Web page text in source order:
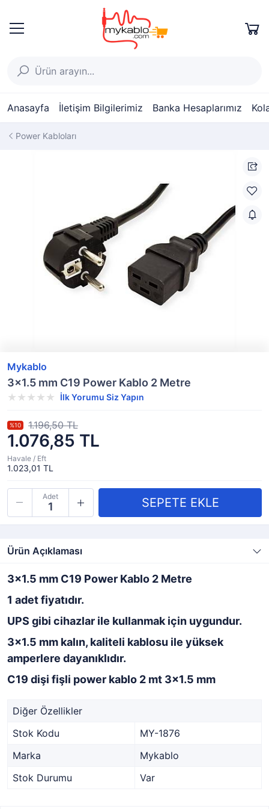
Anasayfa İletişim Bilgilerimiz Banka Hesaplarımız
Power Kabloları
Mykablo
3x1.5 mm C19 Power Kablo 2 Metre
İlk Yorumu Siz Yapın
1.076,85 TL
%10 1.196,50 TL
Havale / Eft
1.023,01 TL
Adet
Ürün Açıklaması
3x1.5 mm C19 Power Kablo 2 Metre
1 adet fiyatıdır.
UPS gibi cihazlar ile kullanmak için uygundur.
3x1.5 mm kalın, kaliteli kablosu ile yüksek
amperlere dayanıklıdır.
C19 dişi fişli power kablo 2 mt 3x1.5 mm
Diğer Özellikler
Stok Kodu
MY-1876
Marka
Mykablo
Stok Durumu
Var